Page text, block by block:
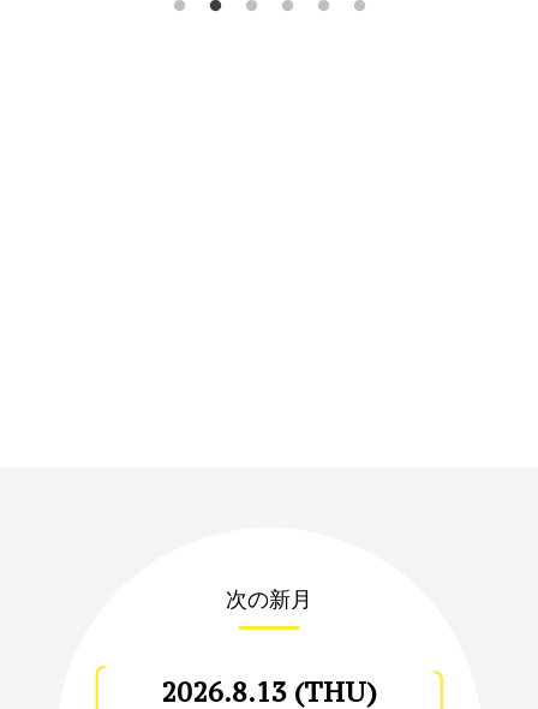
次の新月
2026.8.13 (THU)